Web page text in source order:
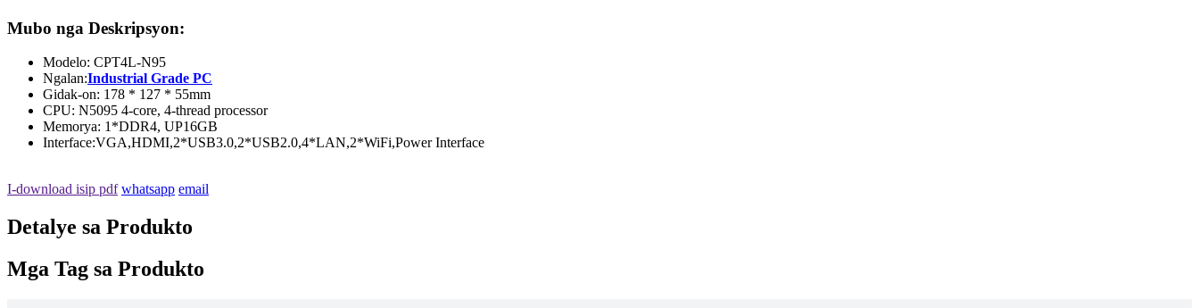
Mubo nga Deskripsyon:
Modelo: CPT4L-N95
Ngalan:Industrial Grade PC
Gidak-on: 178 * 127 * 55mm
CPU: N5095 4-core, 4-thread processor
Memorya: 1*DDR4, UP16GB
Interface:VGA,HDMI,2*USB3.0,2*USB2.0,4*LAN,2*WiFi,Power Interface
I-download isip pdf whatsapp email
Detalye sa Produkto
Mga Tag sa Produkto